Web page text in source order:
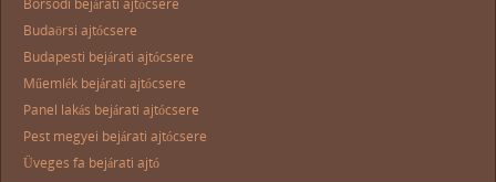
Budaörsi ajtócsere
Budapesti bejárati ajtócsere
Műemlék bejárati ajtócsere
Panel lakás bejárati ajtócsere
Pest megyei bejárati ajtócsere
Üveges fa bejárati ajtó